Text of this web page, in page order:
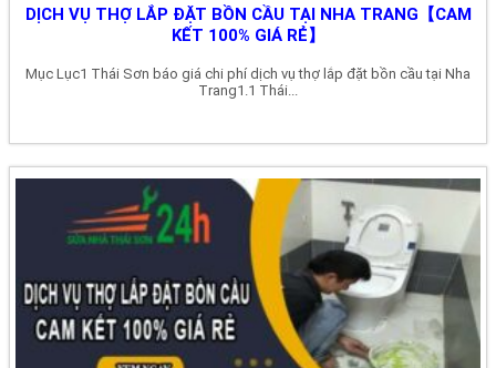
DỊCH VỤ THỢ LẮP ĐẶT BỒN CẦU TẠI NHA TRANG【CAM
KẾT 100% GIÁ RẺ】
Mục Lục1 Thái Sơn báo giá chi phí dịch vụ thợ lắp đặt bồn cầu tại Nha
Trang1.1 Thái...